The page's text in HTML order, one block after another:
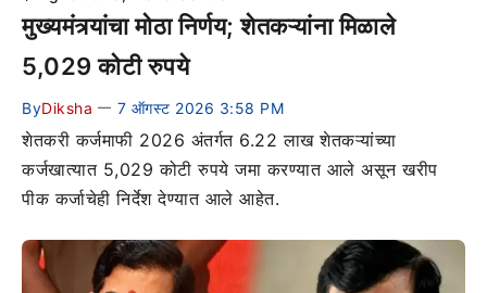
मुख्यमंत्र्यांचा मोठा निर्णय; शेतकऱ्यांना मिळाले
5,029 कोटी रुपये
ByDiksha — 7 ऑगस्ट 2026 3:58 PM
शेतकरी कर्जमाफी 2026 अंतर्गत 6.22 लाख शेतकऱ्यांच्या
कर्जखात्यात 5,029 कोटी रुपये जमा करण्यात आले असून खरीप
पीक कर्जाचेही निर्देश देण्यात आले आहेत.